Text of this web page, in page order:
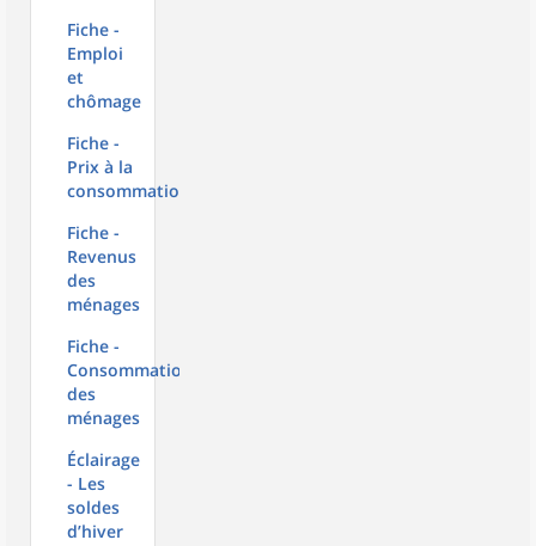
Fiche -
Emploi
et
chômage
Fiche -
Prix à la
consommation
Fiche -
Revenus
des
ménages
Fiche -
Consommation
des
ménages
Éclairage
- Les
soldes
d’hiver